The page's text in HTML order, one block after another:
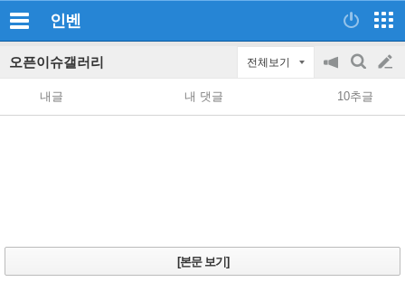
인벤
오픈이슈갤러리 전체보기
공
지
on/off
검
색
글
쓰
내글 내 댓글 10추글
[본문 보기]